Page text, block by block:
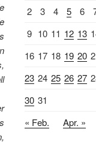
2 3 4 5 6
9 10 11 12 13
16 17 18 19 20
23 24 25 26 27
30 31
« Feb.
Apr. »